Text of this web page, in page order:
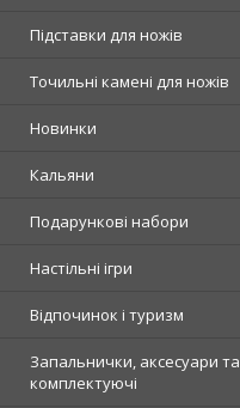
Підставки для ножів
Точильні камені для ножів
Новинки
Кальяни
Подарункові набори
Настільні ігри
Відпочинок і туризм
Запальнички, аксесуари та
комплектуючі